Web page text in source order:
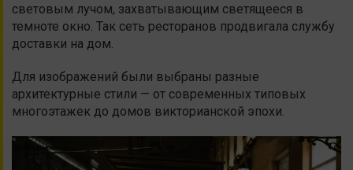
световым лучом, захватывающим светящееся в
темноте окно. Так сеть ресторанов продвигала службу
доставки на дом.
Для изображений были выбраны разные
архитектурные стили — от современных типовых
многоэтажек до домов викторианской эпохи.